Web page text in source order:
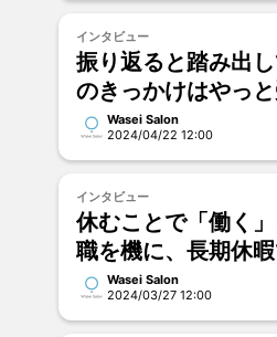
インタビュー
振り返ると踏み出
のきっかけはやっ
た僕の才能｜赤松翔
Wasei Salon
2024/04/22 12:00
インタビュー
休むことで「働く
職を機に、長期休
｜田中友貴
Wasei Salon
2024/03/27 12:00